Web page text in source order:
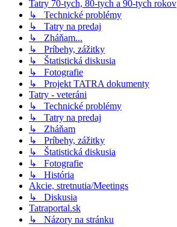
Tatry 70-tych, 80-tych a 90-tych rokov
↳ Technické problémy
↳ Tatry na predaj
↳ Zháňam...
↳ Príbehy, zážitky
↳ Štatistická diskusia
↳ Fotografie
↳ Projekt TATRA dokumenty
Tatry - veteráni
↳ Technické problémy
↳ Tatry na predaj
↳ Zháňam
↳ Príbehy, zážitky
↳ Štatistická diskusia
↳ Fotografie
↳ História
Akcie, stretnutia/Meetings
↳ Diskusia
Tatraportal.sk
↳ Názory na stránku